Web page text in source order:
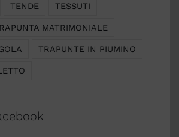
TENDE TESSUTI
MATRIMONIALE
TRAPUNTE IN PIUMINO